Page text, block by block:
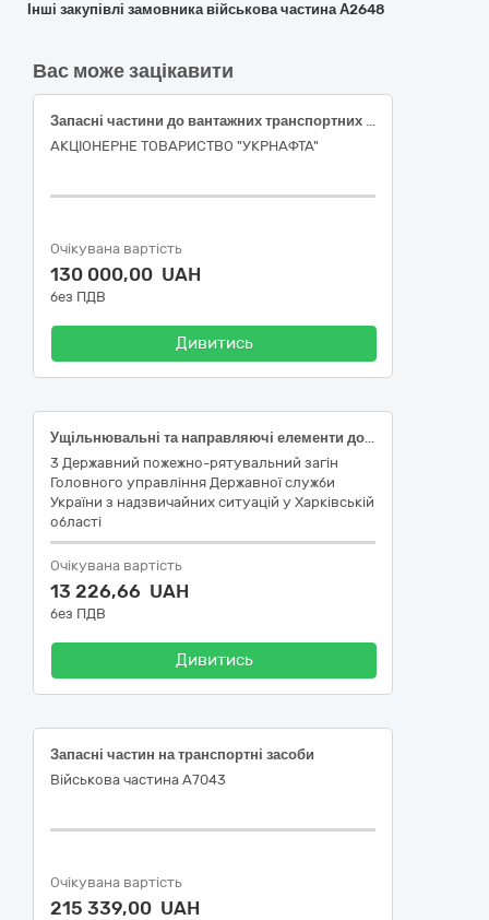
Інші закупівлі замовника військова частина А2648
Вас може зацікавити
Запасні частини до вантажних транспортних засобів
АКЦІОНЕРНЕ ТОВАРИСТВО "УКPНAФТА"
Очікувана вартість
130 000,00 UAH
без ПДВ
Дивитись
Ущільнювальні та направляючі елементи до транспортного засобу або його агрегатів (ДК 021:2015 34330000-9 «Запасні частини до вантажних транспортних засобів, фургонів та легкових автомобілів»)
3 Державний пожежно-рятувальний загін
Головного управління Державної служби
України з надзвичайних ситуацій у Харківській
області
Очікувана вартість
13 226,66 UAH
без ПДВ
Дивитись
Запасні частин на транспортні засоби
Військова частина А7043
Очікувана вартість
215 339,00 UAH